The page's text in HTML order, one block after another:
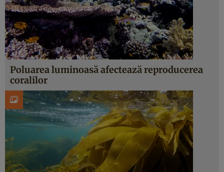
Poluarea luminoasă afectează reproducerea
coralilor